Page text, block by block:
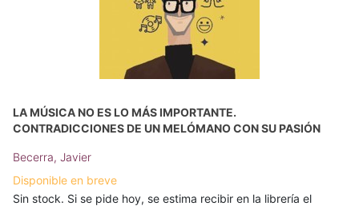
LA MÚSICA NO ES LO MÁS IMPORTANTE.
CONTRADICCIONES DE UN MELÓMANO CON SU PASIÓN
Becerra, Javier
Disponible en breve
Sin stock. Si se pide hoy, se estima recibir en la librería el